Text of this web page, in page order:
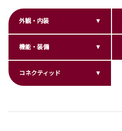
外観・内装
機能・装備
コネクティッド